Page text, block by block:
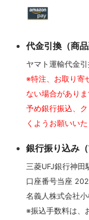
代金引換（商品
ヤマト運輸代金
※特注、お取り寄
ない場合がありま
予め銀行振込、
くようお願いいた
銀行振り込み（
三菱UFJ銀行神田
口座番号当座
名義人株式会社
※振込手数料は、